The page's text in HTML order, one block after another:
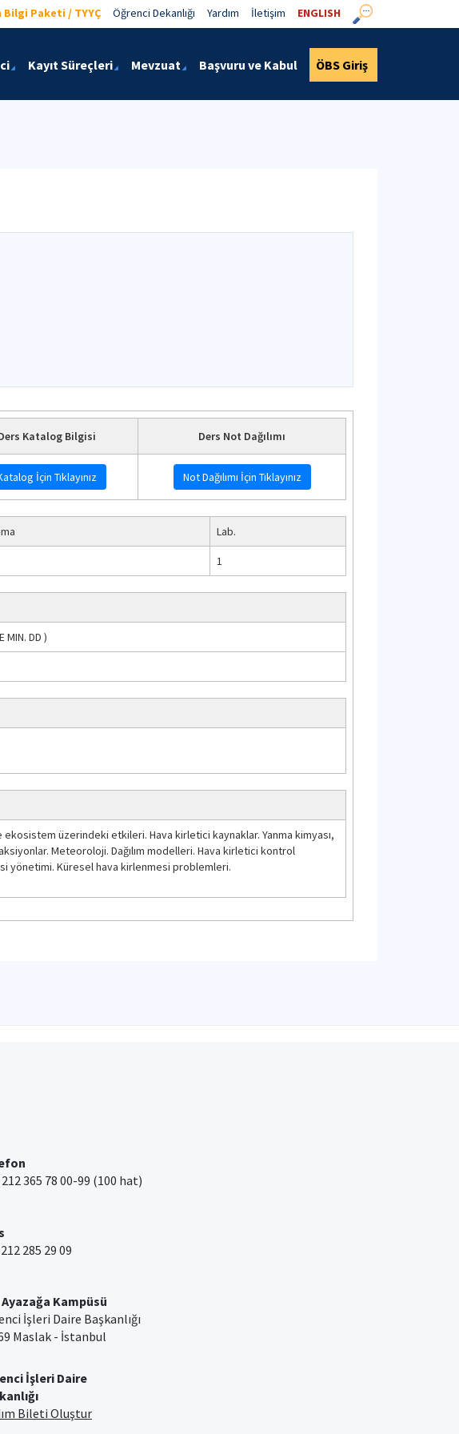
Paketi / TYYÇ Öğrenci Dekanlığı Yardım İletişim ENGLISH
Kayıt Süreçleri Mevzuat Başvuru ve Kabul ÖBS Giriş
Katalog Bilgisi Ders Not Dağılımı
İçin Tıklayınız Not Dağılımı İçin Tıklayınız
Lab.
1
MIN. DD )
üzerindeki etkileri. Hava kirletici kaynaklar. Yanma kimyası,
Meteoroloji. Dağılım modelleri. Hava kirletici kontrol
yönetimi. Küresel hava kirlenmesi problemleri.
365 78 00-99 (100 hat)
285 29 09
Kampüsü
İşleri Daire Başkanlığı
Maslak - İstanbul
İşleri Daire
Bileti Oluştur